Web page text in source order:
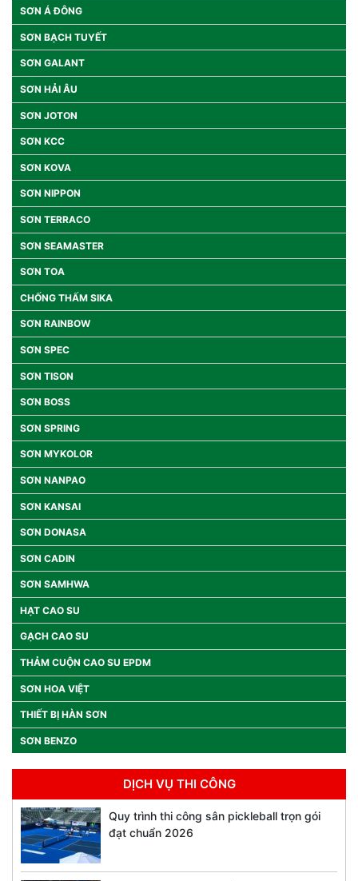
SƠN Á ĐÔNG
SƠN BẠCH TUYẾT
SƠN GALANT
SƠN HẢI ÂU
SƠN JOTON
SƠN KCC
SƠN KOVA
SƠN NIPPON
SƠN TERRACO
SƠN SEAMASTER
SƠN TOA
CHỐNG THẤM SIKA
SƠN RAINBOW
SƠN SPEC
SƠN TISON
SƠN BOSS
SƠN SPRING
SƠN MYKOLOR
SƠN NANPAO
SƠN KANSAI
SƠN DONASA
SƠN CADIN
SƠN SAMHWA
HẠT CAO SU
GẠCH CAO SU
THẢM CUỘN CAO SU EPDM
SƠN HOA VIỆT
THIẾT BỊ HÀN SƠN
SƠN BENZO
DỊCH VỤ THI CÔNG
Quy trình thi công sân pickleball trọn gói
đạt chuẩn 2026